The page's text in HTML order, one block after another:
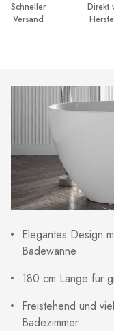
Schneller
Versand
Direkt
Elegantes Design
Badewanne
180 cm Länge für
Freistehend und
Badezimmer